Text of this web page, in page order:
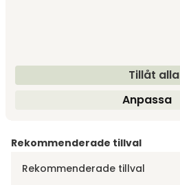
Tillåt alla
Anpassa
Rekommenderade tillval
Rekommenderade tillval